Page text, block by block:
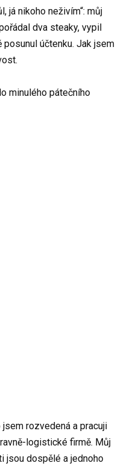
já nikoho neživím“: můj
dva steaky, vypil
posunul účtenku. Jak jsem
minulého pátečního
rozvedená a pracuji
logistické firmě. Můj
jsou dospělé a jednoho